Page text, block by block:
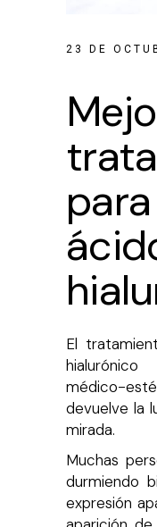
23 DE
El
médico-
devuelve la
mirada.
Muchas
durmiendo
expresión